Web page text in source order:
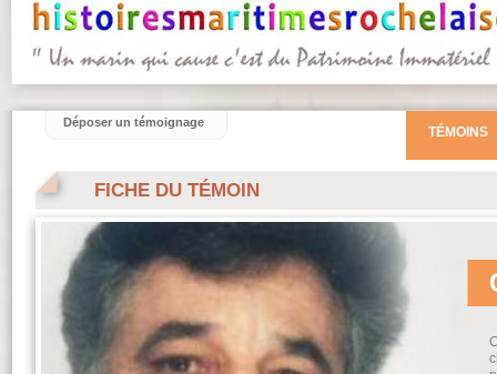
FICHE DU TÉMOIN
TÉMOINS
Déposer un témoignage